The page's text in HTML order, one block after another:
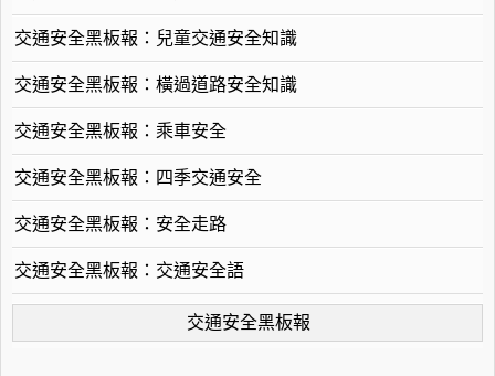
交通安全黑板報：兒童交通安全知識
交通安全黑板報：橫過道路安全知識
交通安全黑板報：乘車安全
交通安全黑板報：四季交通安全
交通安全黑板報：安全走路
交通安全黑板報：交通安全語
交通安全黑板報